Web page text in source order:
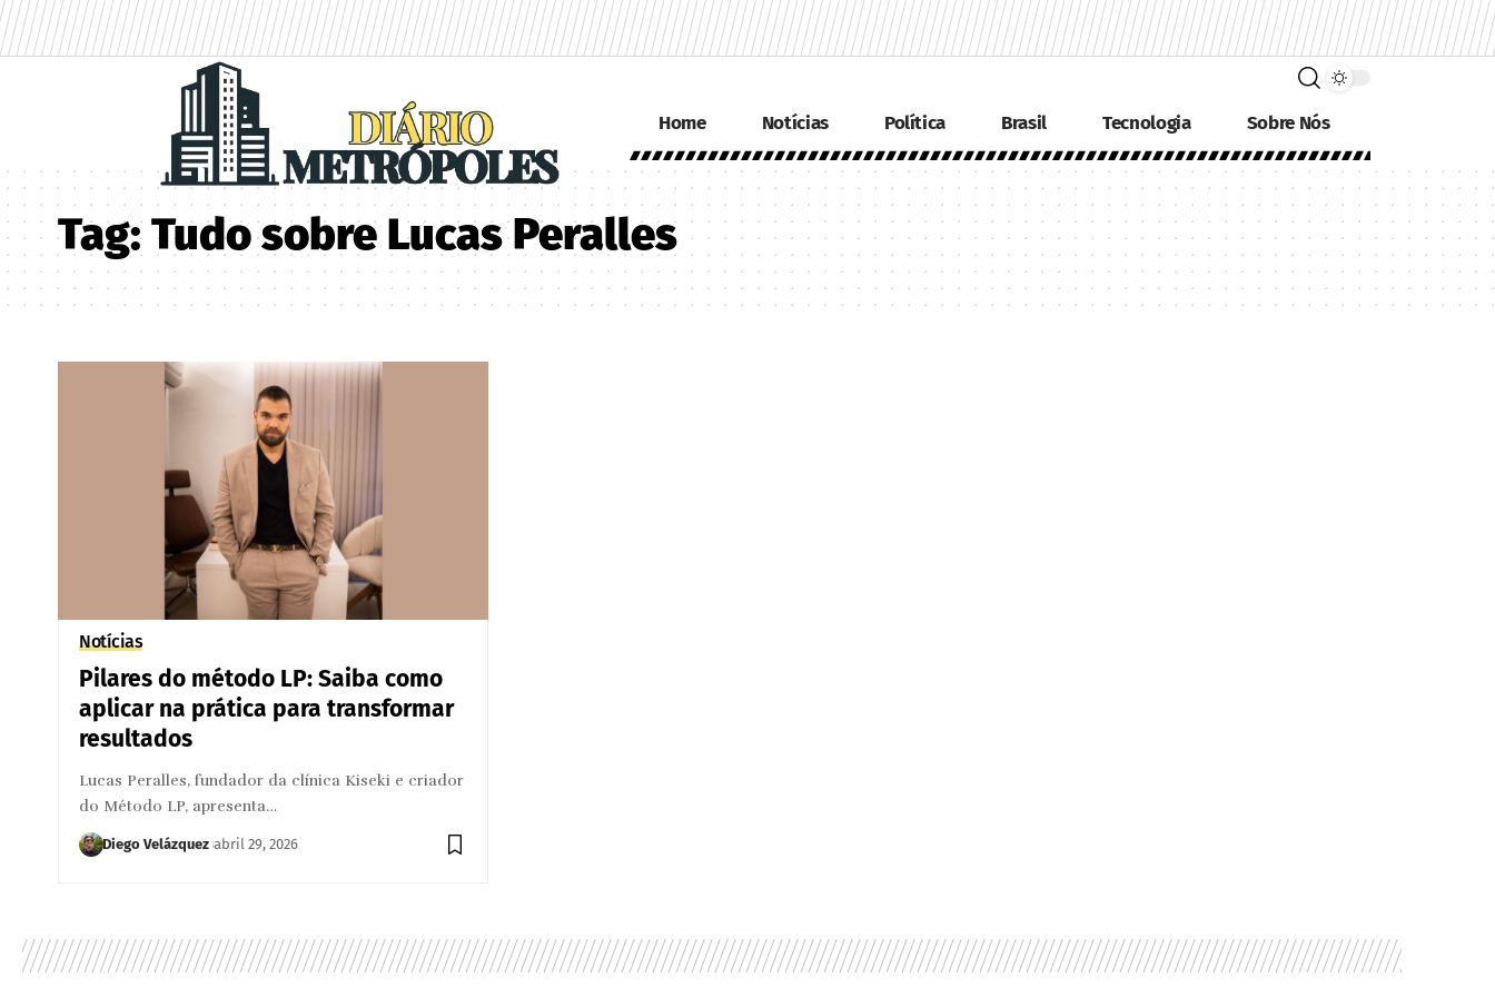
Home Notícias Política Brasil Tecnologia Sobre Nós
Tag:Tudo sobre Lucas Peralles
Notícias
Pilares do método LP: Saiba como
aplicar na prática para transformar
resultados
Lucas Peralles, fundador da clínica Kiseki e criador
do Método LP, apresenta…
Diego Velázquez abril 29, 2026